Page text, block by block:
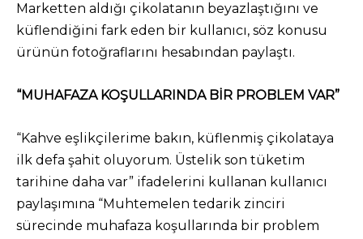
Marketten aldığı çikolatanın beyazlaştığını ve
küflendiğini fark eden bir kullanıcı, söz konusu
ürünün fotoğraflarını hesabından paylaştı.
“MUHAFAZA KOŞULLARINDA BİR PROBLEM VAR”
“Kahve eşlikçilerime bakın, küflenmiş çikolataya
ilk defa şahit oluyorum. Üstelik son tüketim
tarihine daha var” ifadelerini kullanan kullanıcı
paylaşımına “Muhtemelen tedarik zinciri
sürecinde muhafaza koşullarında bir problem